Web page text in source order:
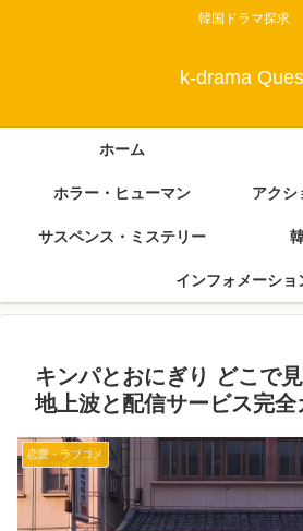
韓国ドラマ探求
k-drama
ホーム
ホラー・ヒューマン アクシ
サスペンス・ミステリー
インフォメーショ
キンパとおにぎり どこで
地上波と配信サービス完全
恋愛・ラブコメ